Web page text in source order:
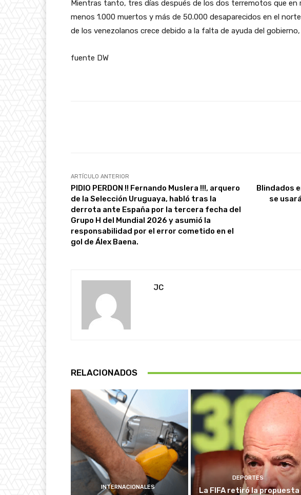
Mientras tanto, tres días después de los dos terremotos que en
menos 1.000 muertos y más de 50.000 desaparecidos en el
de los venezolanos crece debido a la falta de ayuda del
fuente DW
ARTÍCULO ANTERIOR
PIDIO PERDON !! Fernando Muslera !!!, arquero
de la Selección Uruguaya, habló tras la
derrota ante España por la tercera fecha del
Grupo H del Mundial 2026 y asumió la
responsabilidad por el error cometido en el
gol de Álex Baena.
Blindados
se
JC
RELACIONADOS
INTERNACIONALES
DEPORTES
La FIFA retiró la propuesta